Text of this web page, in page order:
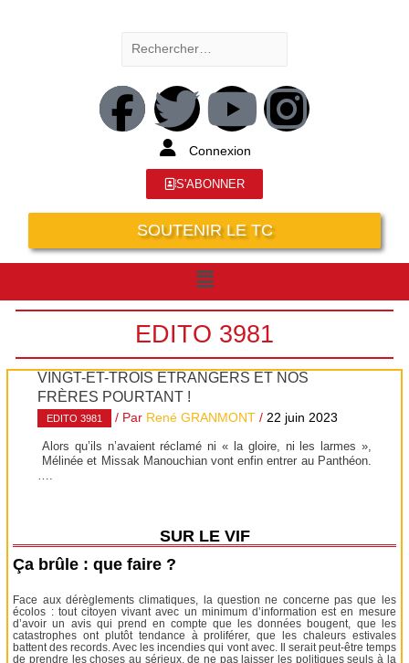
Connexion
S'ABONNER
SOUTENIR LE TC
EDITO 3981
VINGT-ET-TROIS ÉTRANGERS ET NOS
FRÈRES POURTANT !
EDITO 3981 / Par René GRANMONT /22 juin 2023
Alors qu’ils n’avaient réclamé ni « la gloire, ni les larmes »,
Mélinée et Missak Manouchian vont enfin entrer au Panthéon.
SUR LE VIF
Ça brûle : que faire ?
Face aux dérèglements climatiques, la question ne concerne pas que les
écolos : tout citoyen vivant avec un minimum d’information est en mesure
d’avoir un avis qui prend en compte que les données bougent, que les
catastrophes ont plutôt tendance à proliférer, que les chaleurs estivales
battent des records. Avec les incendies qui vont avec. Il serait peut-être temps
de prendre les choses au sérieux, de ne pas laisser les politiques seuls à la